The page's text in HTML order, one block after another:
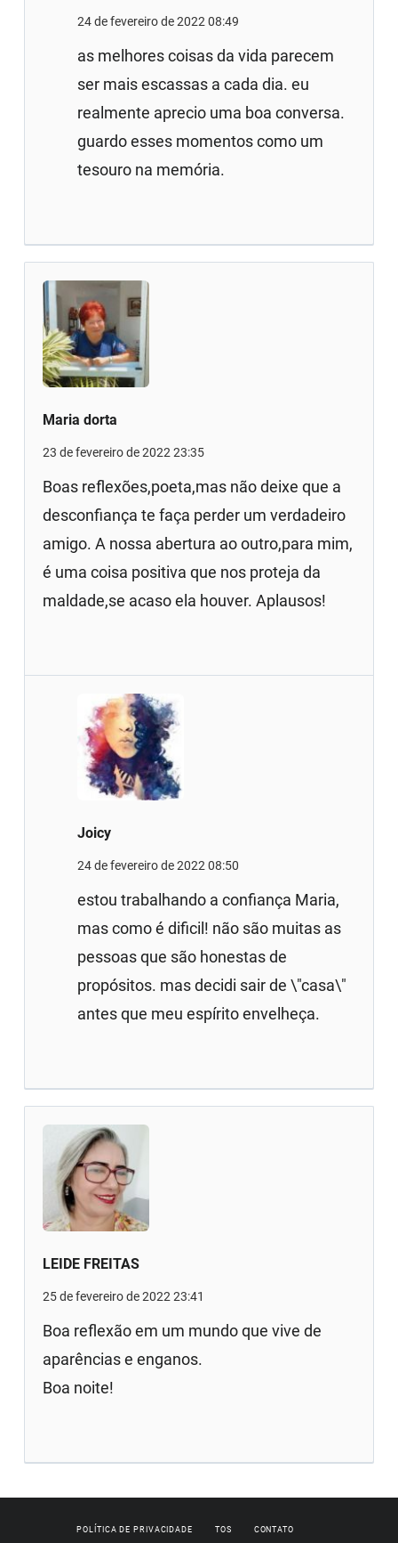
24 de fevereiro de 2022 08:49
as melhores coisas da vida parecem
ser mais escassas a cada dia. eu
realmente aprecio uma boa conversa.
guardo esses momentos como um
tesouro na memória.
Maria dorta
23 de fevereiro de 2022 23:35
Boas reflexões,poeta,mas não deixe que a
desconfiança te faça perder um verdadeiro
amigo. A nossa abertura ao outro,para mim,
é uma coisa positiva que nos proteja da
maldade,se acaso ela houver. Aplausos!
Joicy
24 de fevereiro de 2022 08:50
estou trabalhando a confiança Maria,
mas como é dificil! não são muitas as
pessoas que são honestas de
propósitos. mas decidi sair de \"casa\"
antes que meu espírito envelheça.
LEIDE FREITAS
25 de fevereiro de 2022 23:41
Boa reflexão em um mundo que vive de
aparências e enganos.
Boa noite!
POLÍTICA DE PRIVACIDADE TOS CONTATO